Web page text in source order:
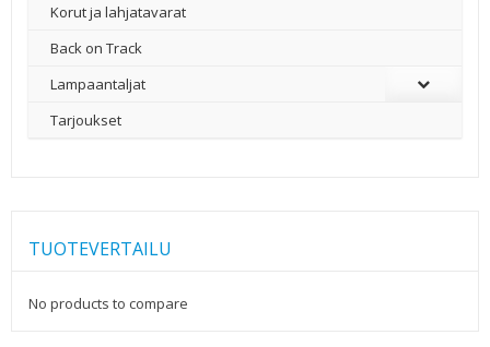
Korut ja lahjatavarat
Back on Track
Lampaantaljat
Tarjoukset
TUOTEVERTAILU
No products to compare